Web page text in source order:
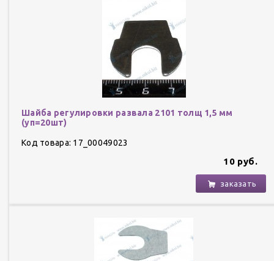
Шайба регулировки развала 2101 толщ 1,5 мм
(уп=20шт)
Код товара: 17_00049023
10 руб.
заказать